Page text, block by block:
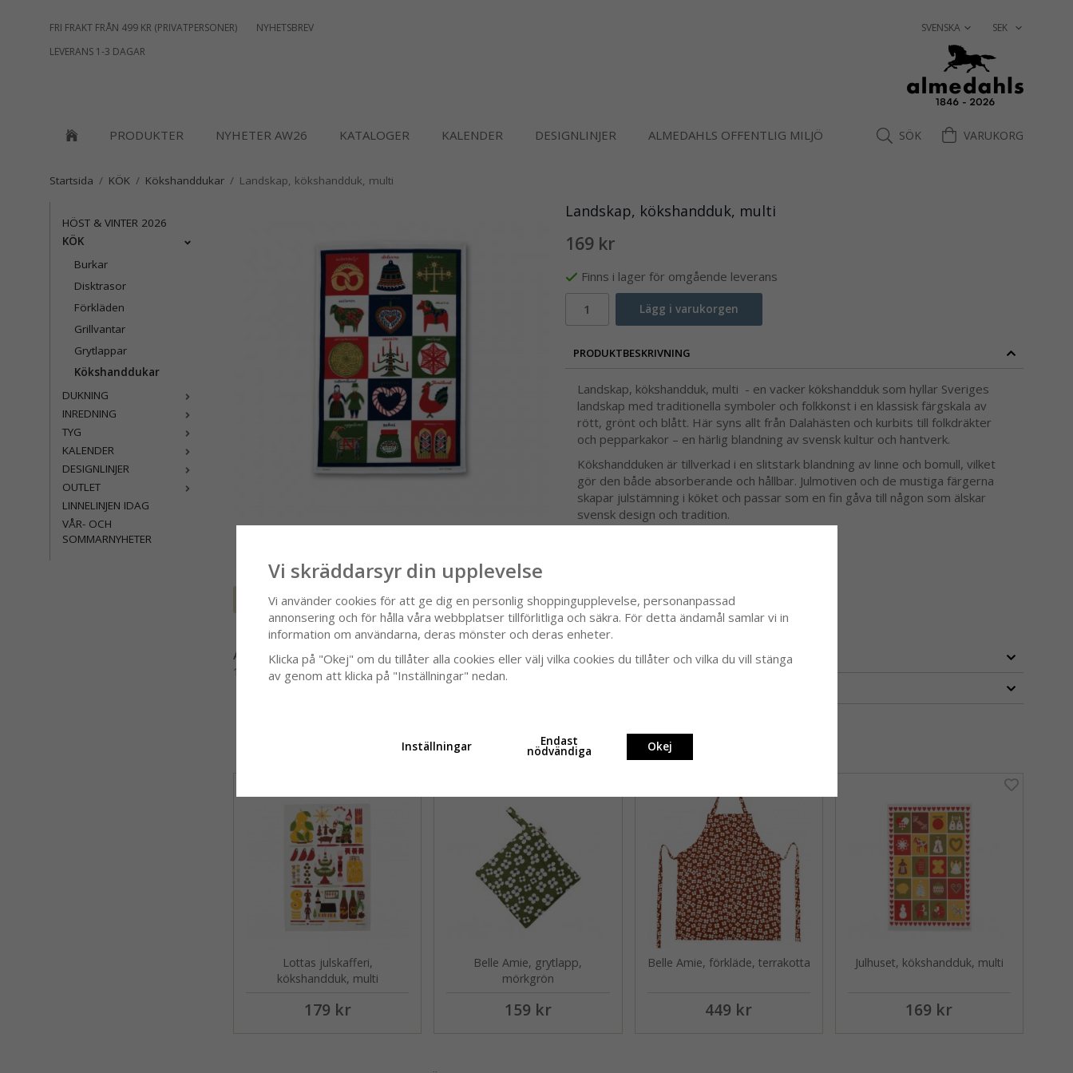
FRI FRAKT FRÅN 499 KR (PRIVATPERSONER)
NYHETSBREV
LEVERANS 1-3 DAGAR
PRODUKTER NYHETER AW26 KATALOGER KALENDER DESIGNLINJER ALMEDAHLS OFFENTLIG MILJÖ SÖK VARUKORG
Startsida / KÖK / Kökshanddukar / Landskap, kökshandduk, multi
HÖST & VINTER 2026
KÖK
Burkar
Disktrasor
Förkläden
Grillvantar
Grytlappar
Kökshanddukar
DUKNING
INREDNING
TYG
KALENDER
DESIGNLINJER
OUTLET
LINNELINJEN IDAG
VÅR- OCH
SOMMARNYHETER
Landskap, kökshandduk, multi
169 kr
Finns i lager för omgående leverans
Lägg i varukorgen
PRODUKTBESKRIVNING
Landskap, kökshandduk, multi - en vacker kökshandduk som hyllar Sveriges
landskap med traditionella symboler och folkkonst i en klassisk färgskala av
rött, grönt och blått. Här syns allt från Dalahästen och kurbits till folkdräkter
och pepparkakor – en härlig blandning av svensk kultur och hantverk.
Kökshandduken är tillverkad i en slitstark blandning av linne och bomull, vilket
gör den både absorberande och hållbar. Julmotiven och de mustiga färgerna
skapar julstämning i köket och passar som en fin gåva till någon som älskar
svensk design och tradition.
SPECIFIKATION
Spara som favorit
Artikelnummer:
100548-0000
Andra köpte även
Lottas julskafferi,
kökshandduk, multi
179 kr
Belle Amie, grytlapp,
mörkgrön
159 kr
Belle Amie, förkläde, terrakotta
449 kr
Julhuset, kökshandduk, multi
169 kr
Vi skräddarsyr din upplevelse
Vi använder cookies för att ge dig en personlig shoppingupplevelse, personanpassad
annonsering och för hålla våra webbplatser tillförlitliga och säkra. För detta ändamål samlar vi in
information om användarna, deras mönster och deras enheter.
Klicka på "Okej" om du tillåter alla cookies eller välj vilka cookies du tillåter och vilka du vill stänga
av genom att klicka på "Inställningar" nedan.
Inställningar Endast
nödvändiga Okej